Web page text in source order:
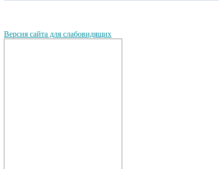
Версия сайта для слабовидящих